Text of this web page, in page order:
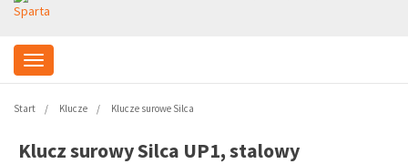
Start Klucze Klucze surowe Silca
Klucz surowy Silca UP1, stalowy